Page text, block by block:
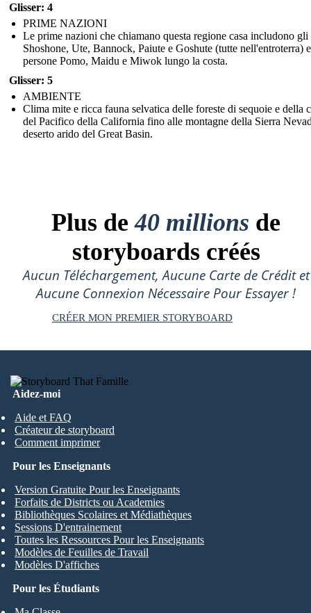
Glisser: 4
PRIME NAZIONI
Le prime nazioni che chiamano questa regione casa includono gli
Shoshone, Ute, Bannock, Paiute e Goshute (tutte nell'entroterra)
persone Pomo, Maidu e Miwok lungo la costa.
Glisser: 5
AMBIENTE
Clima mite e ricca fauna selvatica delle foreste di sequoie e della
del Pacifico della California fino alle montagne della Sierra
deserto arido del Great Basin.
Plus de40 millions de
storyboards créés
Aucun Téléchargement, Aucune Carte de Crédit et
Aucune Connexion Nécessaire Pour Essayer !
CRÉER MON PREMIER STORYBOARD
Aidez-moi
Aide et FAQ
Créateur de storyboard
Comment imprimer
Pour les Étudiants
Pour les Enseignants
Version Gratuite Pour les Enseignants
Forfaits de Districts ou Academies
Bibliothèques Scolaires et Médiathèques
Sessions D'entrainement
Toutes les Ressources Pour les Enseignants
Modèles de Feuilles de Travail
Modèles D'affiches